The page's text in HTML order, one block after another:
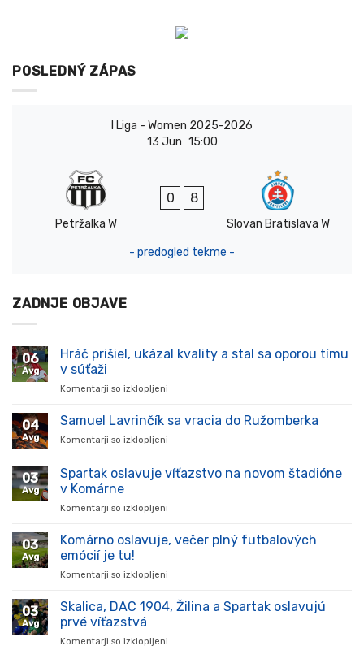
POSLEDNÝ ZÁPAS
I Liga - Women 2025-2026
13 Jun 15:00
Petržalka W
0 8
Slovan Bratislava W
- predogled tekme -
ZADNJE OBJAVE
06
Avg
Hráč prišiel, ukázal kvality a stal sa oporou tímu
v súťaži
Komentarji so izklopljeni
prišiel,
stal
súťaži
04
Avg
Samuel Lavrinčík sa vracia do Ružomberka
Komentarji so izklopljeni
Lavrinčík
sa
03
Avg
Spartak oslavuje víťazstvo na novom štadióne
v Komárne
Komentarji so izklopljeni
oslavuje
v
03
Avg
Komárno oslavuje, večer plný futbalových
emócií je tu!
Komentarji so izklopljeni
oslavuje,
03
Avg
Skalica, DAC 1904, Žilina a Spartak oslavujú
prvé víťazstvá
Komentarji so izklopljeni